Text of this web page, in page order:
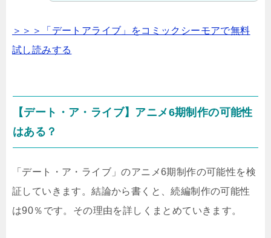
＞＞＞「デートアライブ」をコミックシーモアで無料
試し読みする
【デート・ア・ライブ】アニメ6期制作の可能性
はある？
「デート・ア・ライブ」のアニメ6期制作の可能性を検
証していきます。結論から書くと、続編制作の可能性
は90％です。その理由を詳しくまとめていきます。